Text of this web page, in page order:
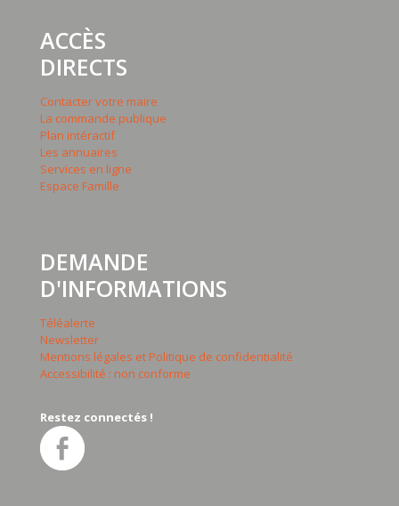
ACCÈS
DIRECTS
Contacter votre maire
La commande publique
Plan intéractif
Les annuaires
Services en ligne
Espace Famille
DEMANDE
D'INFORMATIONS
Téléalerte
Newsletter
Mentions légales et Politique de confidentialité
Accessibilité : non conforme
Restez connectés !